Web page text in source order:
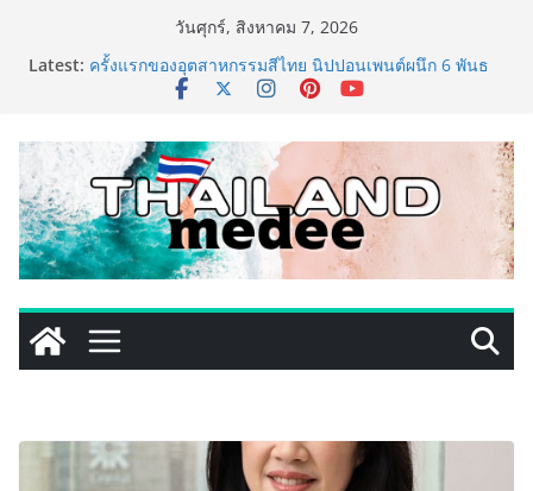
วันศุกร์, สิงหาคม 7, 2026
Latest: ครั้งแรกของอุตสาหกรรมสีไทย นิปปอนเพนต์ผนึก 6 พันธ
มิตรโมเดิร์นเทรดชั้นนำ นำร่องเปิดตัว “NIPPON PAINT
ยกระดับความมั่นใจลูกค้าด้วยผลิตภัณฑ์คุณภาพและ
บริการหลังการขายที่ครบวงจร
เริ่มแล้ว! อ.ต.ก.แฟร์ 4 ภาค @ภาคกลาง “มนต์เสน่ห์เกษตร
ไทย สู่ใจกลางมหานคร” ชวนชิม ช้อป สินค้าเกษตร
คุณภาพจากทั่วไทย วันนี้ – 8 สิงหาคมนี้ ณ ลานคนเมือง
ททท. ประกาศความสำเร็จ Village to the World Season
5 ผนึก 9 พันธมิตร ขับเคลื่อน ESG Tourism สืบสานพระ
ราชปณิธาน สร้างคุณค่าการท่องเที่ยวไทยอย่างยั่งยืน
เหิงลี่ แมนูแฟคเจอริ่ง เทคโนโลยี (ไทยแลนด์) เปิดโรงงาน
แห่งใหม่ในชลบุรี เดินหน้าขยายฐานการผลิตสู่เอเชียตะวัน
ออกเฉียงใต้ เสริมแกร่งยุทธศาสตร์ระดับโลก
MRT วาง POVA 8 Series จุดเริ่มต้นครั้งสำคัญ